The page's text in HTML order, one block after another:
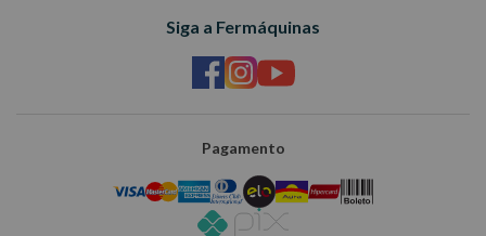
Siga a Fermáquinas
Pagamento